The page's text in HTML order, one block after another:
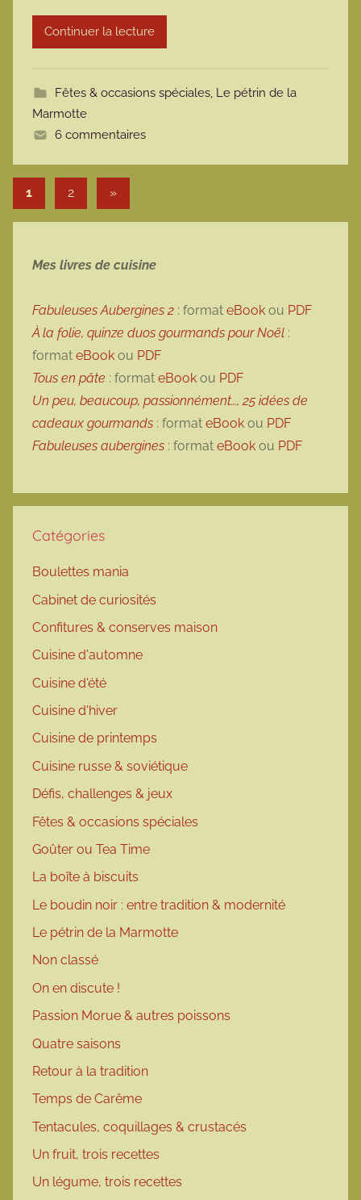
t
Continuer la lecture
Fêtes & occasions spéciales, Le pétrin de la
Marmotte
6 commentaires
Pagination des publications
1 2 Articles suivants
»
Mes livres de cuisine
Fabuleuses Aubergines 2 : format eBook ou PDF
À la folie, quinze duos gourmands pour Noël :
format eBook ou PDF
Tous en pâte : format eBook ou PDF
Un peu, beaucoup, passionnément…, 25 idées de
cadeaux gourmands : format eBook ou PDF
Fabuleuses aubergines : format eBook ou PDF
Catégories
Boulettes mania
Cabinet de curiosités
Confitures & conserves maison
Cuisine d'automne
Cuisine d'été
Cuisine d'hiver
Cuisine de printemps
Cuisine russe & soviétique
Défis, challenges & jeux
Fêtes & occasions spéciales
Goûter ou Tea Time
La boîte à biscuits
Le boudin noir : entre tradition & modernité
Le pétrin de la Marmotte
Non classé
On en discute !
Passion Morue & autres poissons
Quatre saisons
Retour à la tradition
Temps de Carême
Tentacules, coquillages & crustacés
Un fruit, trois recettes
Un légume, trois recettes